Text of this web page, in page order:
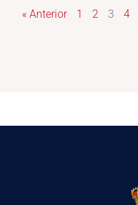
« Anterior 1 2 3 4